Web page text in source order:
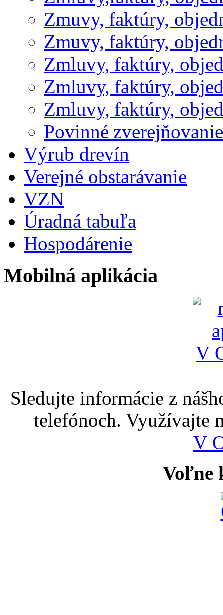
Zmuvy, faktúry,
Zmuvy, faktúry,
Zmluvy, faktúry,
Zmluvy, faktúry,
Zmluvy, faktúry,
Povinné
Výrub drevín
Verejné obstarávanie
VZN
Úradná tabuľa
Hospodárenie
Mobilná aplikácia
Sledujte informácie z
telefónoch. Využívajte
V
Voľne